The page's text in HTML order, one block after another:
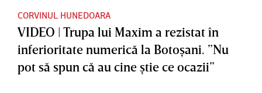
CORVINUL HUNEDOARA
VIDEO | Trupa lui Maxim a rezistat în
inferioritate numerică la Botoşani. ”Nu
pot să spun că au cine ştie ce ocazii”